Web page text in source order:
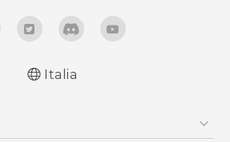
sulla sicurezza e sulla
Italia